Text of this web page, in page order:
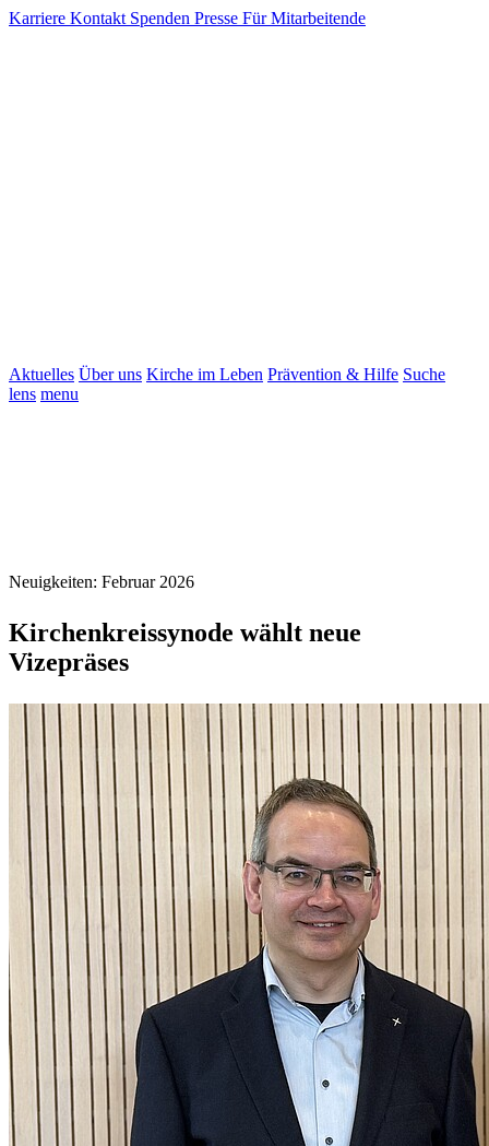
Karriere Kontakt Spenden Presse Für Mitarbeitende
Aktuelles Über uns Kirche im Leben Prävention & Hilfe Suche
lens menu
Neuigkeiten: Februar 2026
Kirchenkreissynode wählt neue
Vizepräses